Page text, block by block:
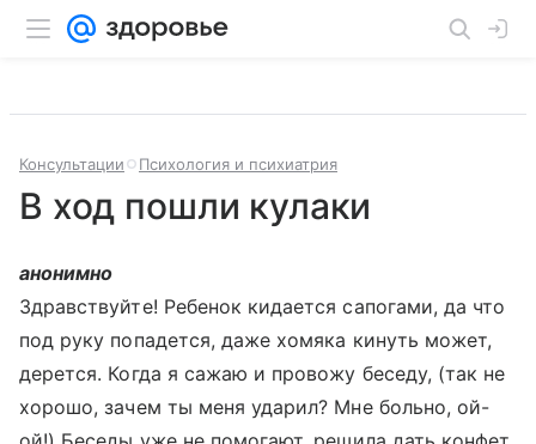
Консультации Психология и психиатрия
В ход пошли кулаки
анонимно
Здравствуйте! Ребенок кидается сапогами, да что
под руку попадется, даже хомяка кинуть может,
дерется. Когда я сажаю и провожу беседу, (так не
хорошо, зачем ты меня ударил? Мне больно, ой-